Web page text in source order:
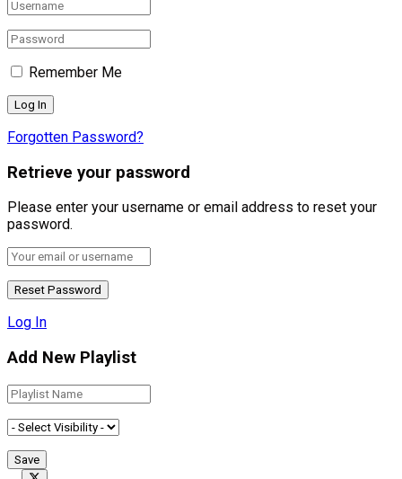
Remember Me
Forgotten Password?
Retrieve your password
Please enter your username or email address to reset your
password.
Log In
Add New Playlist